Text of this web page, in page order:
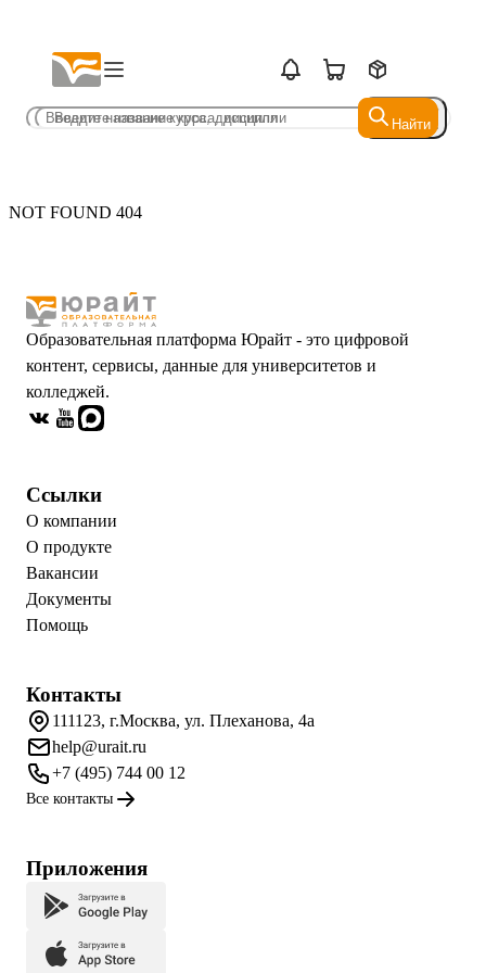
Найти
Найти
NOT FOUND 404
Образовательная платформа Юрайт - это цифровой
контент, сервисы, данные для университетов и
колледжей.
Ссылки
О компании
О продукте
Вакансии
Документы
Помощь
Контакты
111123, г.Москва, ул. Плеханова, 4а
help@urait.ru
+7 (495) 744 00 12
Все контакты
Приложения